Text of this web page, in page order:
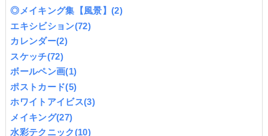
◎メイキング集【風景】 (2)
エキシビション(72)
カレンダー(2)
スケッチ(72)
ボールペン画(1)
ポストカード(5)
ホワイトアイビス(3)
メイキング(27)
水彩テクニック(10)